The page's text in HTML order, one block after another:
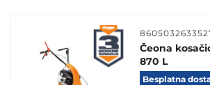
Čeona
870 L
Besplatna